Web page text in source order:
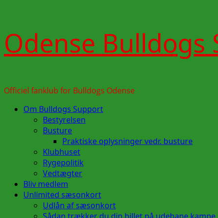
to
content
Odense Bulldogs
Officiel fanklub for Bulldogs Odense
PrimaryOm Bulldogs Support
Bestyrelsen
Busture
Praktiske oplysninger vedr. busture
Klubhuset
Rygepolitik
Vedtægter
Bliv medlem
Unlimited sæsonkort
Udlån af sæsonkort